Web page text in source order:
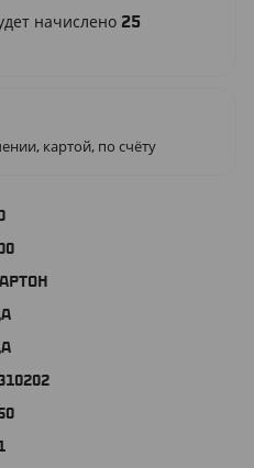
начислено 25
картой, по счёту